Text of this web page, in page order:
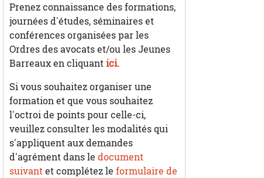
Prenez connaissance des formations,
journées d'études, séminaires et
conférences organisées par les
Ordres des avocats et/ou les Jeunes
Barreaux en cliquantici.
Si vous souhaitez organiser une
formation et que vous souhaitez
l'octroi de points pour celle-ci,
veuillez consulter les modalités qui
s'appliquent aux demandes
d'agrément dans ledocument
suivantet complétez leformulaire de